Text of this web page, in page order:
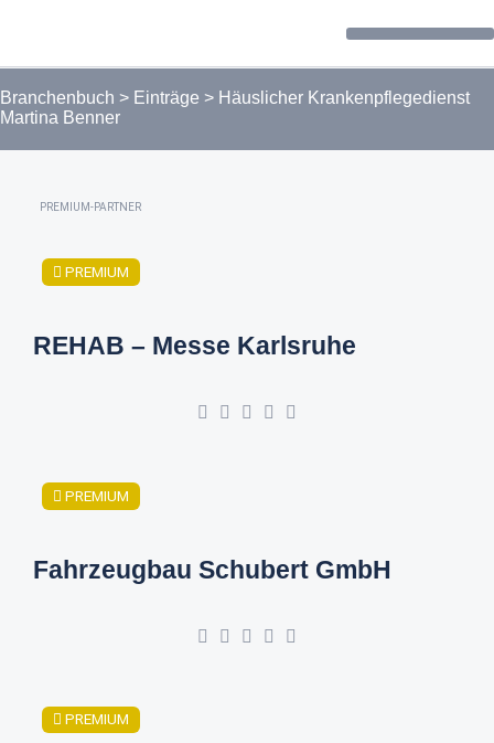
Branchenbuch > Einträge > Häuslicher Krankenpflegedienst
Martina Benner
PREMIUM-PARTNER
PREMIUM
REHAB – Messe Karlsruhe
PREMIUM
Fahrzeugbau Schubert GmbH
PREMIUM